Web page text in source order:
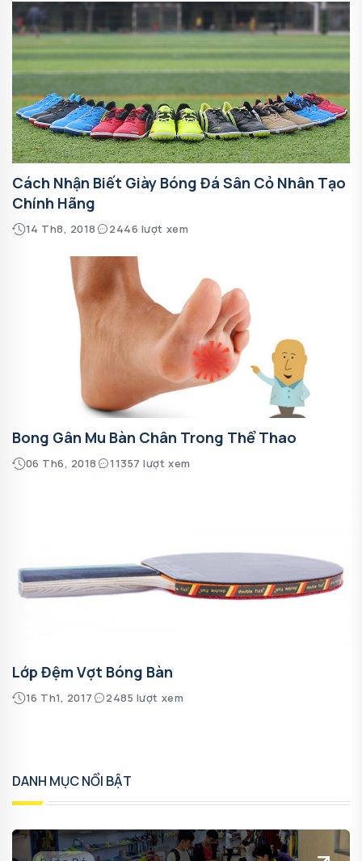
Cách Nhận Biết Giày Bóng Đá Sân Cỏ Nhân Tạo
Chính Hãng
14 Th8, 2018 2446 lượt xem
Bong Gân Mu Bàn Chân Trong Thể Thao
06 Th6, 2018 11357 lượt xem
Lớp Đệm Vợt Bóng Bàn
16 Th1, 2017 2485 lượt xem
DANH MỤC NỔI BẬT